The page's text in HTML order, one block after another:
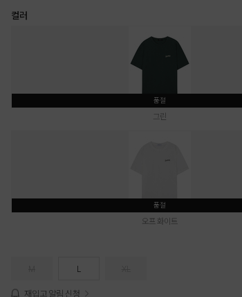
컬러
품절
그린
품절
오프 화이트
L
재입고 알림 신청